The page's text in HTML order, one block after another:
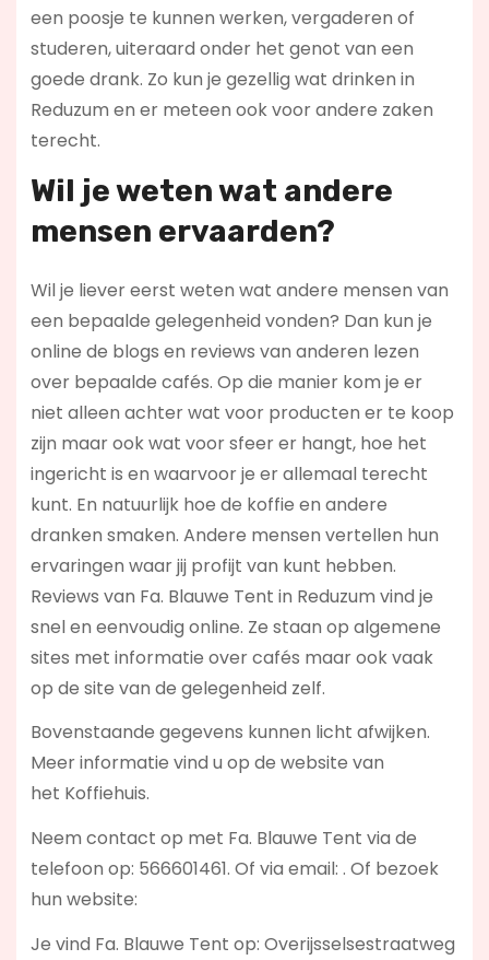
een poosje te kunnen werken, vergaderen of
studeren, uiteraard onder het genot van een
goede drank. Zo kun je gezellig wat drinken in
Reduzum en er meteen ook voor andere zaken
terecht.
Wil je weten wat andere
mensen ervaarden?
Wil je liever eerst weten wat andere mensen van
een bepaalde gelegenheid vonden? Dan kun je
online de blogs en reviews van anderen lezen
over bepaalde cafés. Op die manier kom je er
niet alleen achter wat voor producten er te koop
zijn maar ook wat voor sfeer er hangt, hoe het
ingericht is en waarvoor je er allemaal terecht
kunt. En natuurlijk hoe de koffie en andere
dranken smaken. Andere mensen vertellen hun
ervaringen waar jij profijt van kunt hebben.
Reviews van Fa. Blauwe Tent in Reduzum vind je
snel en eenvoudig online. Ze staan op algemene
sites met informatie over cafés maar ook vaak
op de site van de gelegenheid zelf.
Bovenstaande gegevens kunnen licht afwijken.
Meer informatie vind u op de website van
het Koffiehuis.
Neem contact op met Fa. Blauwe Tent via de
telefoon op: 566601461. Of via email: . Of bezoek
hun website:
Je vind Fa. Blauwe Tent op: Overijsselsestraatweg